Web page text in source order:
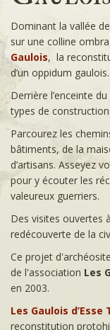
Dominant la vallée
sur une colline
Gaulois, la
d’un oppidum gaulois.
Derrière l’enceinte
types de
Parcourez les
bâtiments, de la
d’artisans. Asseyez
pour y écouter les
valeureux guerriers.
Des visites ouvertes
redécouverte de la
Ce projet
de l'association Les
en 2003.
Les Gaulois
reconstitution